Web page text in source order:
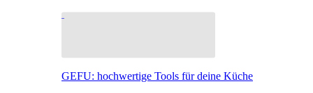
GEFU: hochwertige Tools für deine Küche